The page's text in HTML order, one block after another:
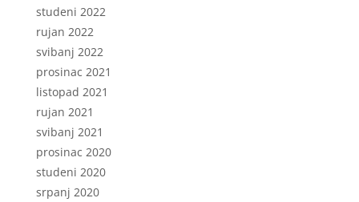
studeni 2022
rujan 2022
svibanj 2022
prosinac 2021
listopad 2021
rujan 2021
svibanj 2021
prosinac 2020
studeni 2020
srpanj 2020